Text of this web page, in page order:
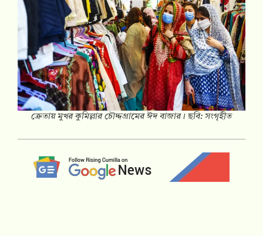
ক্রেতায় মুখর কুমিল্লার চৌদ্দগ্রামের ঈদ বাজার। ছবি: সংগৃহীত